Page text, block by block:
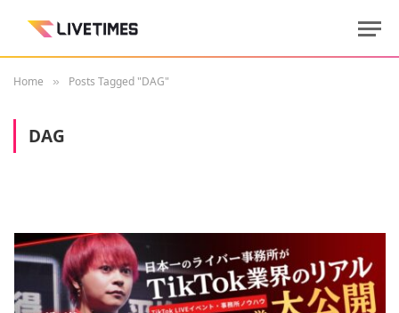
Home » Posts Tagged "DAG"
DAG